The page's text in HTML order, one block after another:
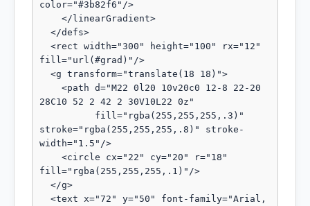
color="#3b82f6"/>
fill="url(#grad)"/>
28C10 52 2 42 2 30V10L22 0z"
stroke="rgba(255,255,255,.8)" stroke-
width="1.5"/>
fill="rgba(255,255,255,.1)"/>